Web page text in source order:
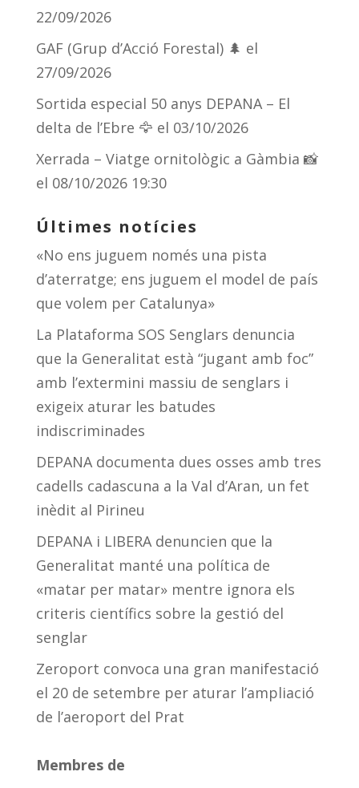
22/09/2026
GAF (Grup d’Acció Forestal) 🌲 el
27/09/2026
Sortida especial 50 anys DEPANA – El
delta de l’Ebre 🦅 el 03/10/2026
Xerrada – Viatge ornitològic a Gàmbia 📸
el 08/10/2026 19:30
Últimes notícies
«No ens juguem només una pista
d’aterratge; ens juguem el model de país
que volem per Catalunya»
La Plataforma SOS Senglars denuncia
que la Generalitat està “jugant amb foc”
amb l’extermini massiu de senglars i
exigeix aturar les batudes
indiscriminades
DEPANA documenta dues osses amb tres
cadells cadascuna a la Val d’Aran, un fet
inèdit al Pirineu
DEPANA i LIBERA denuncien que la
Generalitat manté una política de
«matar per matar» mentre ignora els
criteris científics sobre la gestió del
senglar
Zeroport convoca una gran manifestació
el 20 de setembre per aturar l’ampliació
de l’aeroport del Prat
Membres de